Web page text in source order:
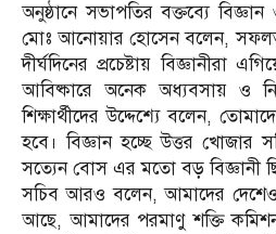
অনুষ্ঠানে সভাপতির বক্তব্যে বিজ্ঞান
মোঃ আনোয়ার হোসেন বলেন,
দীর্ঘদিনের প্রচেষ্টায় বিজ্ঞানীরা
আবিষ্কারে অনেক অধ্যবসায় ও
শিক্ষার্থীদের উদ্দেশ্যে বলেন,
হবে। বিজ্ঞান হচ্ছে উত্তর খোজার
সত্যেন বোস এর মতো বড় বিজ্ঞানী
সচিব আরও বলেন, আমাদের
আছে, আমাদের পরমাণু শক্তি